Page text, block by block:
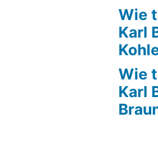
Wie
Karl
Wie
Karl